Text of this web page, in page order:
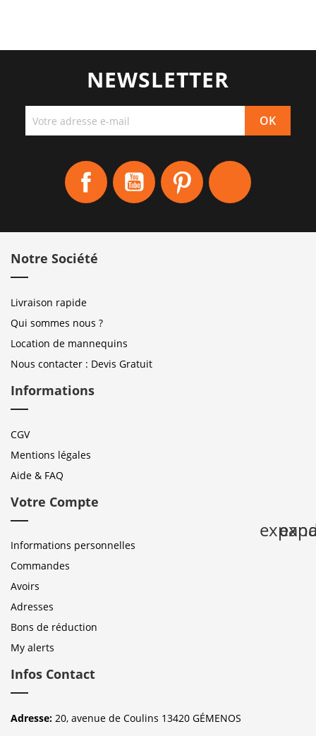
NEWSLETTER
Facebook YouTube Pinterest
Notre Société
Livraison rapide
Qui sommes nous ?
Location de mannequins
Nous contacter : Devis Gratuit
Informations
CGV
Mentions légales
Aide & FAQ
Votre Compte
Informations personnelles
Commandes
Avoirs
Adresses
Bons de réduction
My alerts
Infos Contact
Adresse: 20, avenue de Coulins 13420 GÉMENOS